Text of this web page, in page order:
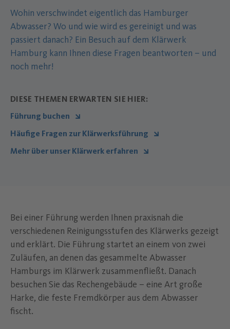
Wohin verschwindet eigentlich das Hamburger
Abwasser? Wo und wie wird es gereinigt und was
passiert danach? Ein Besuch auf dem Klärwerk
Hamburg kann Ihnen diese Fragen beantworten – und
noch mehr!
DIESE THEMEN ERWARTEN SIE HIER:
Führung buchen
Häufige Fragen zur Klärwerksführung
Mehr über unser Klärwerk erfahren
Bei einer Führung werden Ihnen praxisnah die
verschiedenen Reinigungsstufen des Klärwerks gezeigt
und erklärt. Die Führung startet an einem von zwei
Zuläufen, an denen das gesammelte Abwasser
Hamburgs im Klärwerk zusammenfließt. Danach
besuchen Sie das Rechengebäude – eine Art große
Harke, die feste Fremdkörper aus dem Abwasser
fischt.